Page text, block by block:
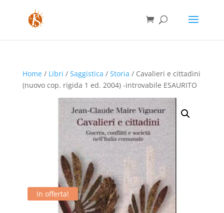
Home/ Libri / Saggistica / Storia / Cavalieri e cittadini
(nuovo cop. rigida 1 ed. 2004) -introvabile ESAURITO
In offerta!